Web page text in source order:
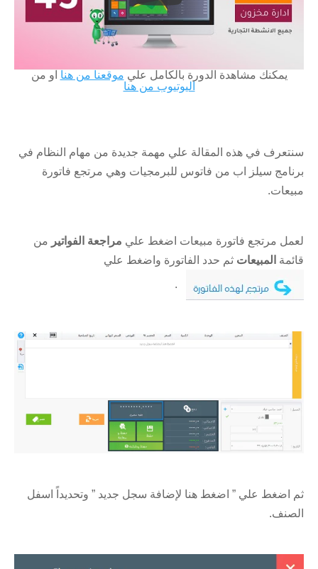
يمكنك مشاهدة الدورة بالكامل علي موقعنا من هنا او من
اليوتيوب من هنا
سنتعرف في هذه المقالة علي مهمة جديدة من مهام النظام في
برنامج سيلز اب من فاتوس للبرمجيات وهي مرتجع فاتورة
مبيعات.
لعمل مرتجع فاتورة مبيعات اضغط علي مراجعة الفواتير من
قائمة المبيعات ثم حدد الفاتورة واضغط علي
.
ثم اضغط علي ” اضغط هنا لإضافة سجل جديد ” وتحديداً اسفل
الصنف.